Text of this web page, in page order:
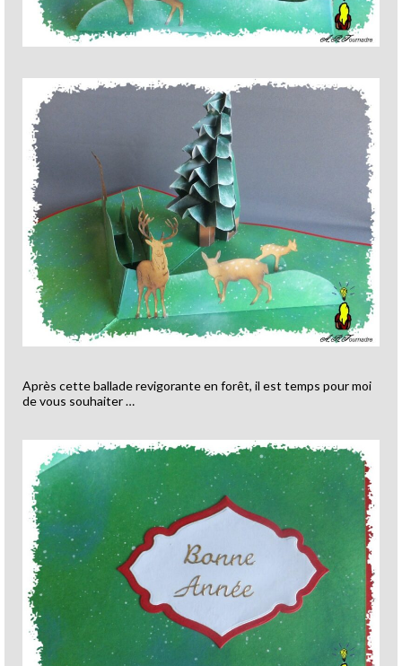
Après cette ballade revigorante en forêt, il est temps pour moi
de vous souhaiter …